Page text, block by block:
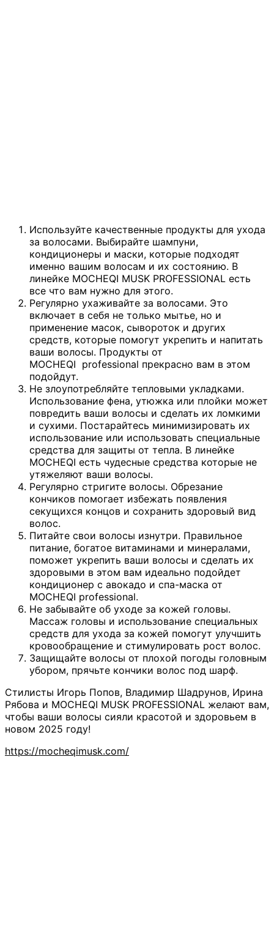
Используйте качественные продукты для ухода
за волосами. Выбирайте шампуни,
кондиционеры и маски, которые подходят
именно вашим волосам и их состоянию. В
линейке MOCHEQI MUSK PROFESSIONAL есть
все что вам нужно для этого.
Регулярно ухаживайте за волосами. Это
включает в себя не только мытье, но и
применение масок, сывороток и других
средств, которые помогут укрепить и напитать
ваши волосы. Продукты от
MOCHEQI professional прекрасно вам в этом
подойдут.
Не злоупотребляйте тепловыми укладками.
Использование фена, утюжка или плойки может
повредить ваши волосы и сделать их ломкими
и сухими. Постарайтесь минимизировать их
использование или использовать специальные
средства для защиты от тепла. В линейке
MOCHEQI есть чудесные средства которые не
утяжеляют ваши волосы.
Регулярно стригите волосы. Обрезание
кончиков помогает избежать появления
секущихся концов и сохранить здоровый вид
волос.
Питайте свои волосы изнутри. Правильное
питание, богатое витаминами и минералами,
поможет укрепить ваши волосы и сделать их
здоровыми в этом вам идеально подойдет
кондиционер с авокадо и спа-маска от
MOCHEQI professional.
Не забывайте об уходе за кожей головы.
Массаж головы и использование специальных
средств для ухода за кожей помогут улучшить
кровообращение и стимулировать рост волос.
Защищайте волосы от плохой погоды головным
убором, прячьте кончики волос под шарф.
Стилисты Игорь Попов, Владимир Шадрунов, Ирина
Рябова и MOCHEQI MUSK PROFESSIONAL желают вам,
чтобы ваши волосы сияли красотой и здоровьем в
новом 2025 году!
https://mocheqimusk.com/